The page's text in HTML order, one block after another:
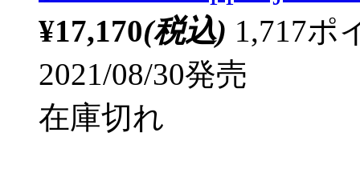
¥17,170(税込) 1,717ポ
2021/08/30発売
在庫切れ